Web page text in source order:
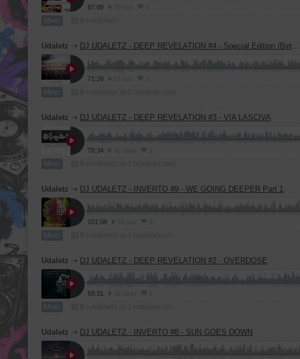
87:08
Микс
Udaletz ➝ DJ UDALETZ - DEEP REVELATION #4 - Special Edition (Birthday Mix)
71:39
Микс
Udaletz ➝ DJ UDALETZ - DEEP REVELATION #3 - VIA LASCIVA
78:34
Микс
Udaletz ➝ DJ UDALETZ - INVERTO #9 - WE GOING DEEPER Part 1
101:08
Микс
Udaletz ➝ DJ UDALETZ - DEEP REVELATION #2 - OVERDOSE
59:31
Микс
Udaletz ➝ DJ UDALETZ - INVERTO #8 - SUN GOES DOWN